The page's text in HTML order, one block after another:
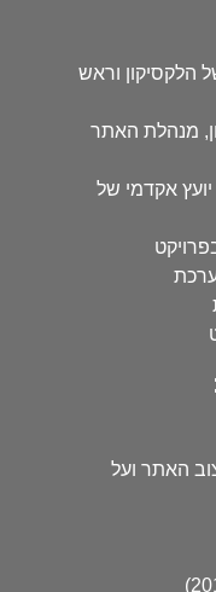
הלקסיקון וראש
מנהלת האתר
יועץ אקדמי של
האתר ועל